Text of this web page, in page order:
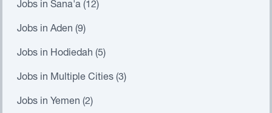
Jobs in Sana'a (12)
Jobs in Aden (9)
Jobs in Hodiedah (5)
Jobs in Multiple Cities (3)
Jobs in Yemen (2)